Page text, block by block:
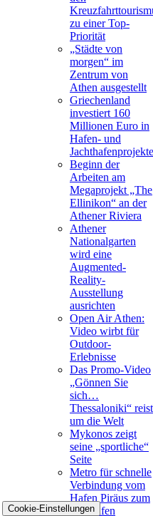
zu einer Top-
Priorität
„Städte von
morgen“ im
Zentrum von
Athen ausgestellt
Griechenland
investiert 160
Millionen Euro in
Hafen- und
Jachthafenprojekte
Beginn der
Arbeiten am
Megaprojekt „The
Ellinikon“ an der
Athener Riviera
Athener
Nationalgarten
wird eine
Augmented-
Reality-
Ausstellung
ausrichten
Open Air Athen:
Video wirbt für
Outdoor-
Erlebnisse
Das Promo-Video
„Gönnen Sie
sich…
Thessaloniki“ reist
um die Welt
Mykonos zeigt
seine „sportliche“
Seite
Metro für schnelle
Verbindung vom
Hafen Piräus zum
Flughafen
Cookie-Einstellungen